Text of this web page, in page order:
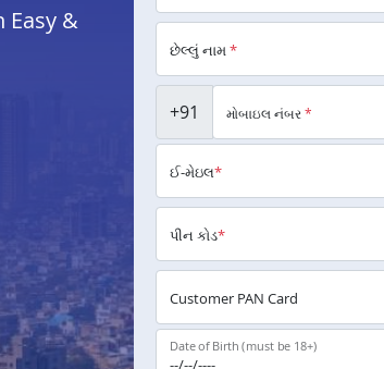
Easy &
છેલ્લું નામ*
+91 મોબાઇલ નંબર*
ઈ-મેઇલ*
પીન કોડ*
Customer PAN Card
Date of Birth (must be 18+)